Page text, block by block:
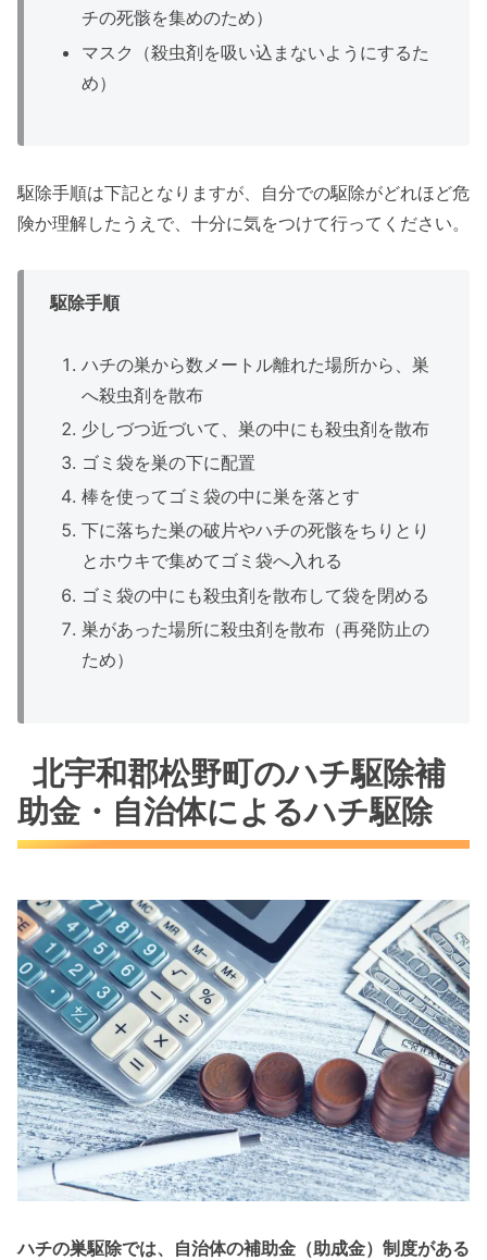
チの死骸を集めのため）
マスク（殺虫剤を吸い込まないようにするた
め）
駆除手順は下記となりますが、自分での駆除がどれほど危
険か理解したうえで、十分に気をつけて行ってください。
駆除手順
ハチの巣から数メートル離れた場所から、巣
へ殺虫剤を散布
少しづつ近づいて、巣の中にも殺虫剤を散布
ゴミ袋を巣の下に配置
棒を使ってゴミ袋の中に巣を落とす
下に落ちた巣の破片やハチの死骸をちりとり
とホウキで集めてゴミ袋へ入れる
ゴミ袋の中にも殺虫剤を散布して袋を閉める
巣があった場所に殺虫剤を散布（再発防止の
ため）
北宇和郡松野町のハチ駆除補
助金・自治体によるハチ駆除
ハチの巣駆除では、自治体の補助金（助成金）制度がある